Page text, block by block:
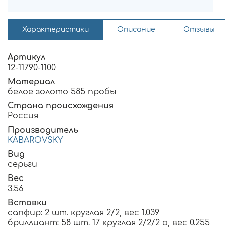
Характеристики Описание Отзывы
Артикул
12-11790-1100
Материал
белое золото 585 пробы
Страна происхождения
Россия
Производитель
KABAROVSKY
Вид
серьги
Вес
3.56
Вставки
сапфир: 2 шт. круглая 2/2, вес 1.039
бриллиант: 58 шт. 17 круглая 2/2/2 а, вес 0.255